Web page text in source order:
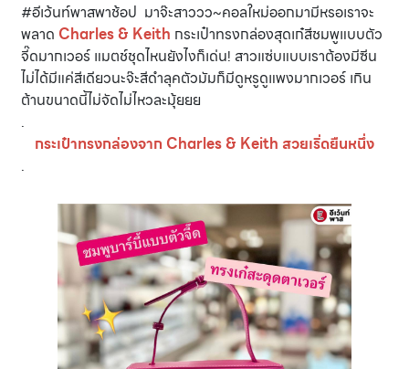
#อีเว้นท์พาสพาช้อป มาจ๊ะสาววว~คอลใหม่ออกมามีหรอเราจะ
พลาด Charles & Keith กระเป๋าทรงกล่องสุดเก๋สีชมพูแบบตัว
จี๊ดมากเวอร์ แมตช์ชุดไหนยังไงก็เด่น! สาวแซ่บแบบเราต้องมีซีน
ไม่ได้มีแค่สีเดียวนะจ๊ะสีดำลุคตัวมัมก็มีดูหรูดูแพงมากเวอร์ เกิน
ต้านขนาดนี้ไม่จัดไม่ไหวละมุ้ยยย
.
กระเป๋าทรงกล่องจาก Charles & Keith สวยเริ่ดยืนหนึ่ง
.